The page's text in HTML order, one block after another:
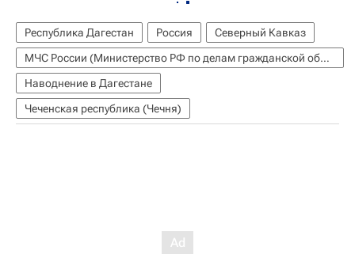
Республика Дагестан Россия
Северный Кавказ
МЧС России (Министерство РФ по делам гражданской обороны, чрезвычайным ситуациям и ликвидации последствий стихийных бедствий)
Наводнение в Дагестане
Чеченская республика (Чечня)